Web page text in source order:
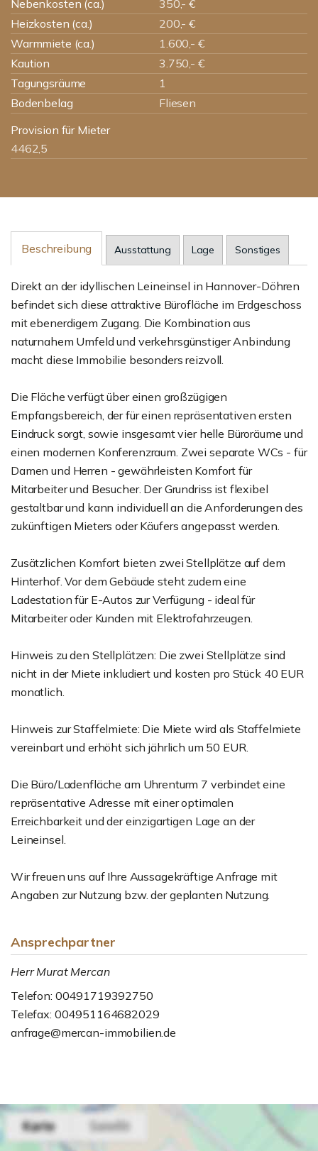
Nebenkosten (ca.)
350,- €
Heizkosten (ca.)
200,- €
Warmmiete (ca.)
1.600,- €
Kaution
3.750,- €
Tagungsräume
1
Bodenbelag
Fliesen
Provision für Mieter
4462,5
Beschreibung Ausstattung Lage Sonstiges
Direkt an der idyllischen Leineinsel in Hannover-Döhren
befindet sich diese attraktive Bürofläche im Erdgeschoss
mit ebenerdigem Zugang. Die Kombination aus
naturnahem Umfeld und verkehrsgünstiger Anbindung
macht diese Immobilie besonders reizvoll.
Die Fläche verfügt über einen großzügigen
Empfangsbereich, der für einen repräsentativen ersten
Eindruck sorgt, sowie insgesamt vier helle Büroräume und
einen modernen Konferenzraum. Zwei separate WCs - für
Damen und Herren - gewährleisten Komfort für
Mitarbeiter und Besucher. Der Grundriss ist flexibel
gestaltbar und kann individuell an die Anforderungen des
zukünftigen Mieters oder Käufers angepasst werden.
Zusätzlichen Komfort bieten zwei Stellplätze auf dem
Hinterhof. Vor dem Gebäude steht zudem eine
Ladestation für E-Autos zur Verfügung - ideal für
Mitarbeiter oder Kunden mit Elektrofahrzeugen.
Hinweis zu den Stellplätzen: Die zwei Stellplätze sind
nicht in der Miete inkludiert und kosten pro Stück 40 EUR
monatlich.
Hinweis zur Staffelmiete: Die Miete wird als Staffelmiete
vereinbart und erhöht sich jährlich um 50 EUR.
Die Büro/Ladenfläche am Uhrenturm 7 verbindet eine
repräsentative Adresse mit einer optimalen
Erreichbarkeit und der einzigartigen Lage an der
Leineinsel.
Wir freuen uns auf Ihre Aussagekräftige Anfrage mit
Angaben zur Nutzung bzw. der geplanten Nutzung.
Ansprechpartner
Herr Murat Mercan
Telefon: 00491719392750
Telefax: 004951164682029
anfrage@mercan-immobilien.de